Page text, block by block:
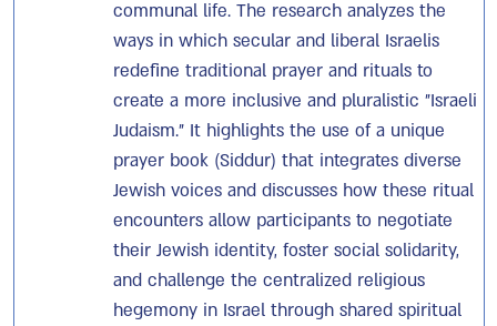
communal life. The research analyzes the
ways in which secular and liberal Israelis
redefine traditional prayer and rituals to
create a more inclusive and pluralistic "Israeli
Judaism." It highlights the use of a unique
prayer book (Siddur) that integrates diverse
Jewish voices and discusses how these ritual
encounters allow participants to negotiate
their Jewish identity, foster social solidarity,
and challenge the centralized religious
hegemony in Israel through shared spiritual